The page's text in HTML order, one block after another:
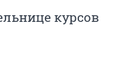
курсов